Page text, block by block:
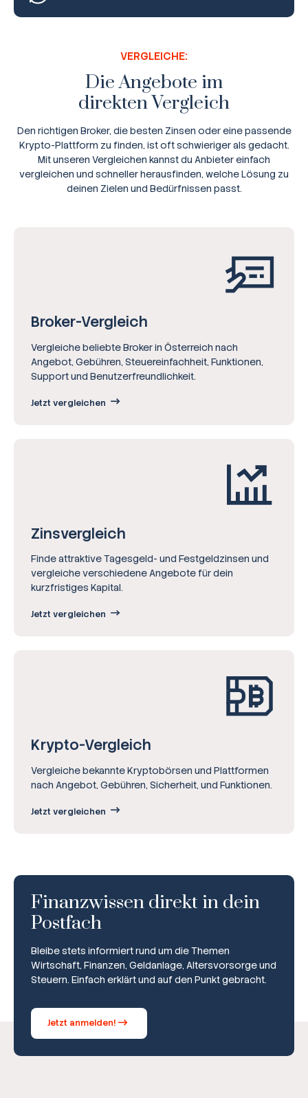
VERGLEICHE:
Die Angebote im
direkten Vergleich
Den richtigen Broker, die besten Zinsen oder eine passende
Krypto-Plattform zu finden, ist oft schwieriger als gedacht.
Mit unseren Vergleichen kannst du Anbieter einfach
vergleichen und schneller herausfinden, welche Lösung zu
deinen Zielen und Bedürfnissen passt.
Broker-Vergleich
Vergleiche beliebte Broker in Österreich nach
Angebot, Gebühren, Steuereinfachheit, Funktionen,
Support und Benutzerfreundlichkeit.
Jetzt vergleichen
Zinsvergleich
Finde attraktive Tagesgeld- und Festgeldzinsen und
vergleiche verschiedene Angebote für dein
kurzfristiges Kapital.
Jetzt vergleichen
Krypto-Vergleich
Vergleiche bekannte Kryptobörsen und Plattformen
nach Angebot, Gebühren, Sicherheit, und Funktionen.
Jetzt vergleichen
Finanzwissen direkt in dein
Postfach
Bleibe stets informiert rund um die Themen
Wirtschaft, Finanzen, Geldanlage, Altersvorsorge und
Steuern. Einfach erklärt und auf den Punkt gebracht.
Jetzt anmelden!